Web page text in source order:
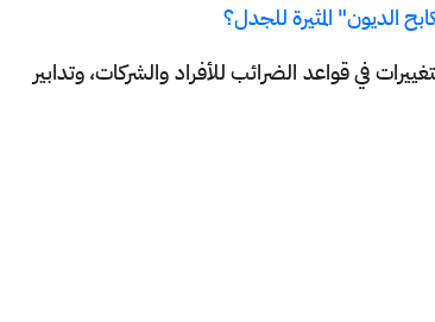
الديون" المثيرة للجدل؟
في قواعد الضرائب للأفراد والشركات، وتدابير